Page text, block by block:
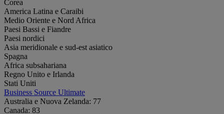
Corea
America Latina e Caraibi
Medio Oriente e Nord Africa
Paesi Bassi e Fiandre
Paesi nordici
Asia meridionale e sud-est asiatico
Spagna
Africa subsahariana
Regno Unito e Irlanda
Stati Uniti
Business Source Ultimate
Australia e Nuova Zelanda: 77
Canada: 83